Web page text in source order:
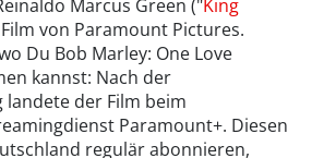
Marcus Green ("King
von Paramount Pictures.
Du Bob Marley: One Love
kannst: Nach der
landete der Film beim
Paramount+. Diesen
regulär abonnieren,